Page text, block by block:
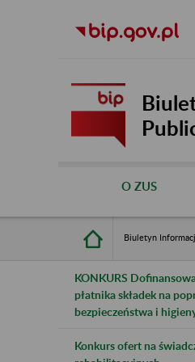
O ZUS
Biuletyn
KONKURS
płatnika składek na
bezpieczeństwa i
Konkurs ofert na